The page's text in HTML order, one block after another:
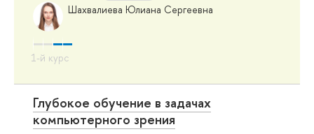
Шахвалиева Юлиана Сергеевна
Глубокое обучение в задачах
компьютерного зрения